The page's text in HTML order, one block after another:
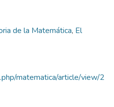
de la Matemática, El
matematica/article/view/2